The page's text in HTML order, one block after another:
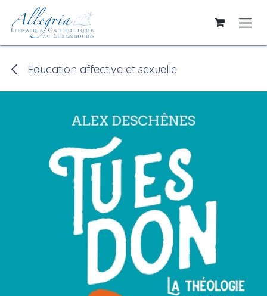
Se rendre au contenu
Education affective et sexuelle